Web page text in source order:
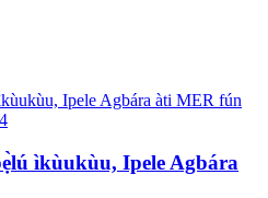
ìkùukùu, Ipele Agbára